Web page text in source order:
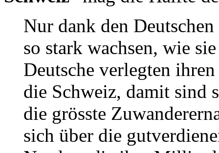
Nur dank den
so stark wachsen, wie
Deutsche verlegten
die Schweiz, damit sind
die grösste
sich über die